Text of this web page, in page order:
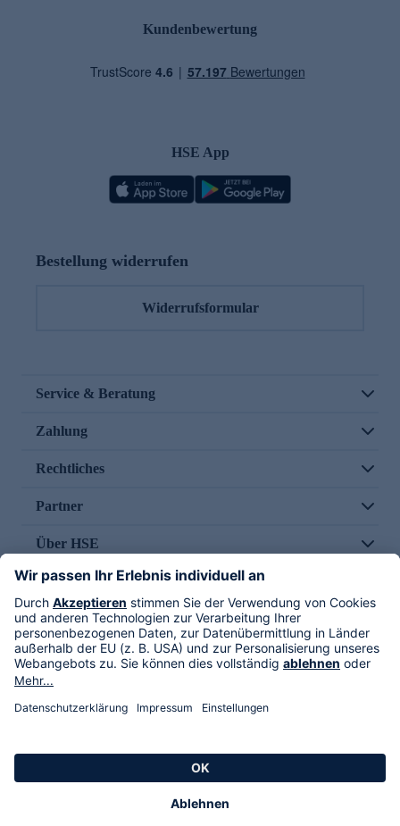
Kundenbewertung
HSE App
Bestellung widerrufen
Widerrufsformular
Service & Beratung
Zahlung
Rechtliches
Partner
Über HSE
Im TV
HSE International